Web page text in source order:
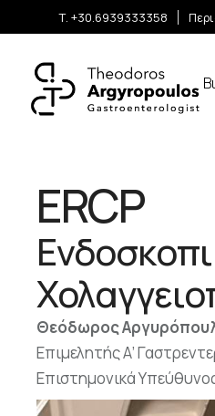
Τ. +30.6939333358
ERCP
Θεόδωρος
Επιμελητής Α’
Επιστημονικά